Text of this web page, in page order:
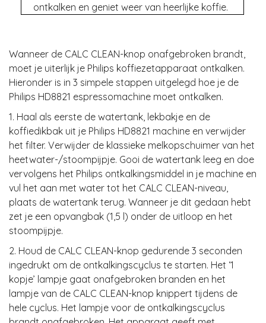
ontkalken en geniet weer van heerlijke koffie.
Wanneer de CALC CLEAN-knop onafgebroken brandt,
moet je uiterlijk je Philips koffiezetapparaat ontkalken.
Hieronder is in 3 simpele stappen uitgelegd hoe je de
Philips HD8821 espressomachine moet ontkalken.
1. Haal als eerste de watertank, lekbakje en de
koffiedikbak uit je Philips HD8821 machine en verwijder
het filter. Verwijder de klassieke melkopschuimer van het
heetwater-/stoompijpje. Gooi de watertank leeg en doe
vervolgens het Philips ontkalkingsmiddel in je machine en
vul het aan met water tot het CALC CLEAN-niveau,
plaats de watertank terug. Wanneer je dit gedaan hebt
zet je een opvangbak (1,5 l) onder de uitloop en het
stoompijpje.
2. Houd de CALC CLEAN-knop gedurende 3 seconden
ingedrukt om de ontkalkingscyclus te starten. Het ‘1
kopje’ lampje gaat onafgebroken branden en het
lampje van de CALC CLEAN-knop knippert tijdens de
hele cyclus. Het lampje voor de ontkalkingscyclus